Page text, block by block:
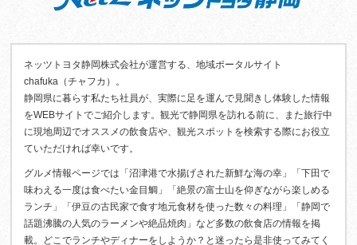
ネッツトヨタ静岡株式会社が運営する、地域ポータルサイト
chafuka（チャフカ）。
静岡県に暮らす私たち社員が、実際に足を運んで見聞きし体験した情報
をWEBサイトでご紹介します。観光で静岡県を訪れる前に、また旅行中
に現地周辺でオススメの飲食店や、観光スポットを検索する際にお役立
ていただければ幸いです。
グルメ情報ページでは「沼津港で水揚げされた新鮮な海の幸」「下田で
味わえる一度は食べたい金目鯛」「絶景の富士山を仰ぎながら楽しめる
ランチ」「伊豆の古民家で食す地元食材を使った数々の料理」「静岡で
話題沸騰の人気のラーメンや絶品焼肉」など多数の飲食店の情報を掲
載。どこでランチやディナーをしようか？と迷ったら是非使ってみてく